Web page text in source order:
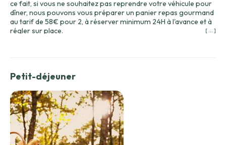
ce fait, si vous ne souhaitez pas reprendre votre véhicule pour
dîner, nous pouvons vous préparer un panier repas gourmand
au tarif de 58€ pour 2, à réserver minimum 24H à l'avance et à
régler sur place.
– foie gras (90g) et son confit d'oignons
– saucisson
– fromage de vache
– pain artisanal
– dessert (confectionné par une pâtisserie)
– 1 bouteille de vin rouge (75cl) (blanc ou rosé sur demande
sans supplément)
[ ... ]
Petit-déjeuner